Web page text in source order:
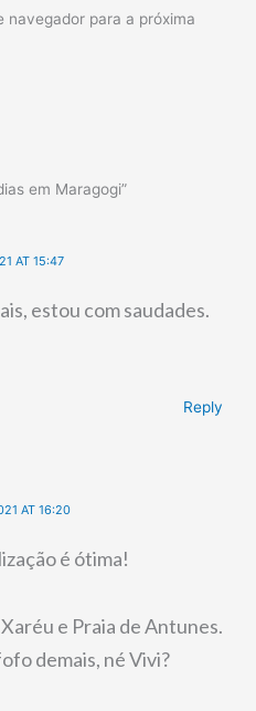
navegador para a próxima
em Maragogi”
AT 15:47
estou com saudades.
Reply
AT 16:20
é ótima!
e Praia de Antunes.
demais, né Vivi?